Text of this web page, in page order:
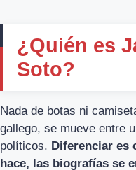
¿Quién es
Soto?
Nada de botas ni
gallego, se mueve entre
políticos. Diferenciar es
hace, las biografías se